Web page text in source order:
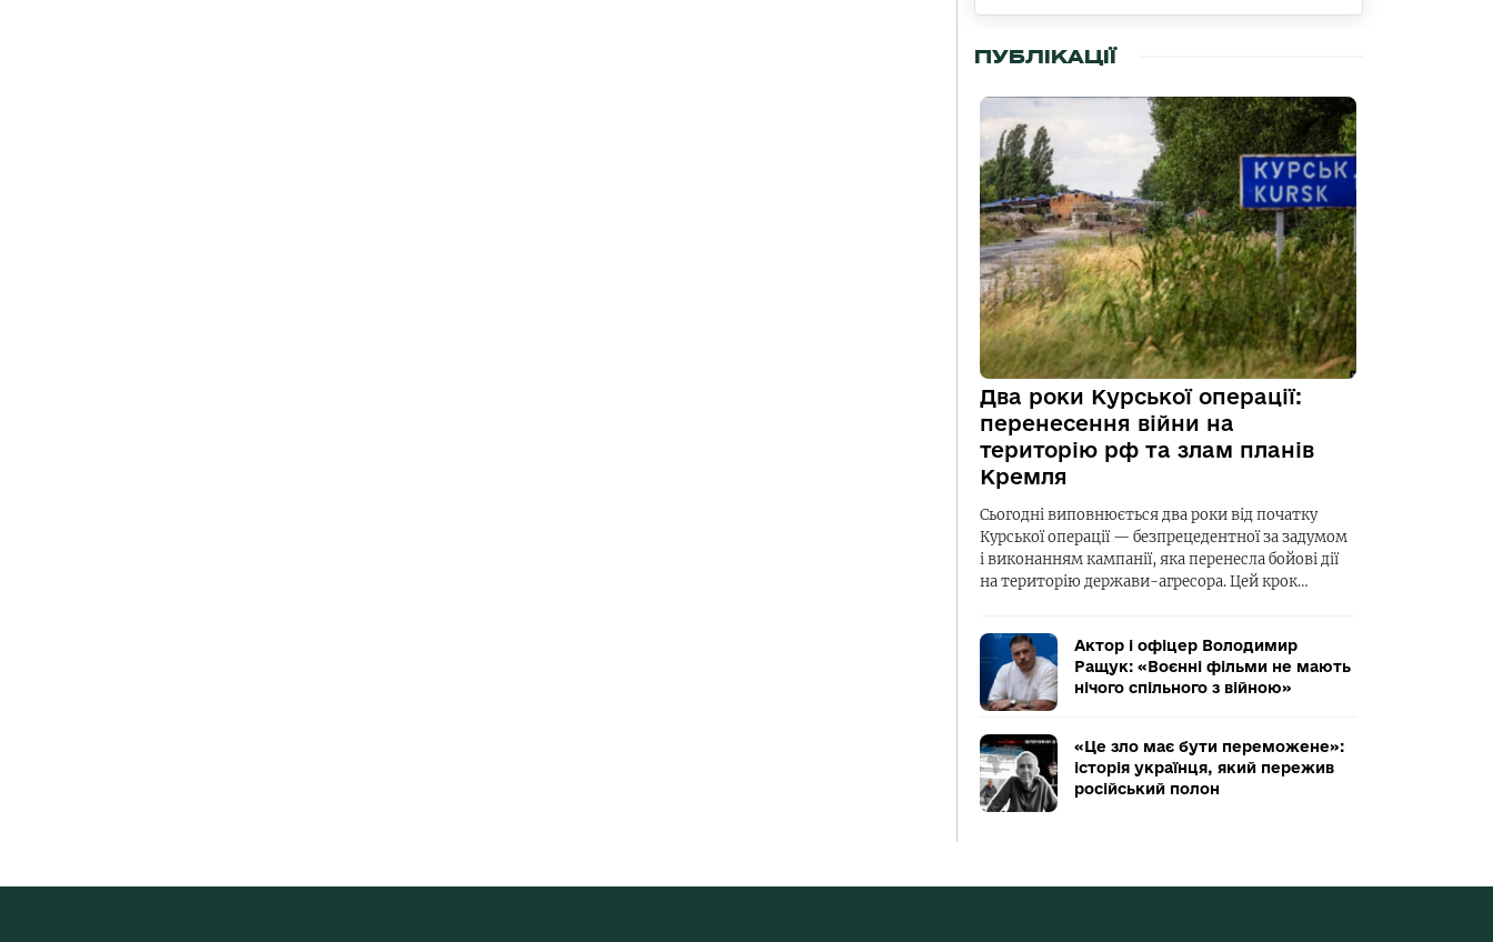
ПУБЛІКАЦІЇ
Два роки Курської операції:
перенесення війни на
територію рф та злам планів
Кремля
Сьогодні виповнюється два роки від початку
Курської операції — безпрецедентної за задумом
і виконанням кампанії, яка перенесла бойові дії
на територію держави-агресора. Цей крок…
Актор і офіцер Володимир
Ращук: «Воєнні фільми не мають
нічого спільного з війною»
«Це зло має бути переможене»:
історія українця, який пережив
російський полон